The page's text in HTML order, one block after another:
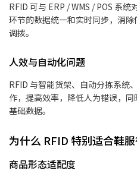
RFID 可与 ERP / WMS / POS 系
环节的数据统一和实时同步，消
调拨。
人效与自动化问题
RFID 与智能货架、自动分拣系统
作，提高效率，降低人为错误，
基础数据。
为什么 RFID 特别适合鞋服
商品形态适配度